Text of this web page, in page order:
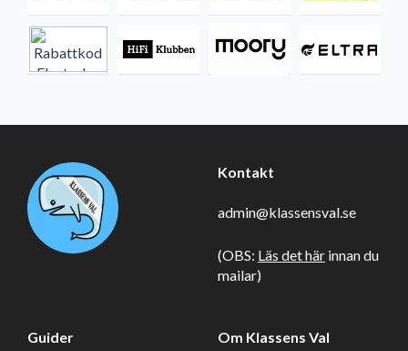
Kontakt
admin@klassensval.se
(OBS: Läs det här innan du
mailar)
Guider Om Klassens Val